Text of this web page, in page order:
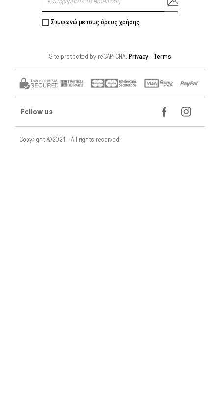
Συμφωνώ με τους όρους χρήσης
Site protected by reCAPTCHA. Privacy- Terms
Follow us
Copyright ©2021 - All rights reserved.